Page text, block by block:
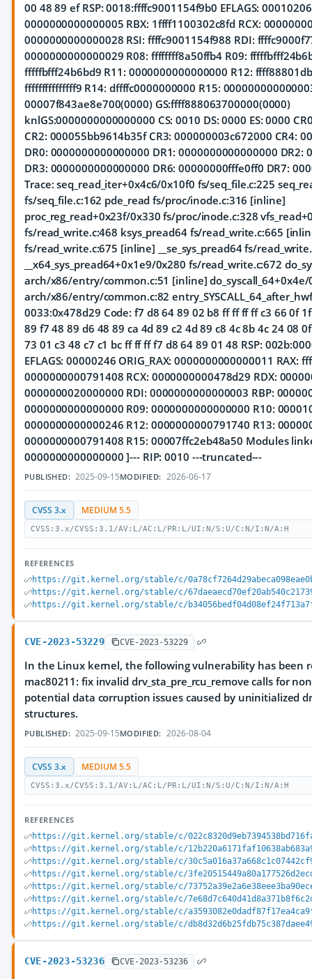
00 48 89 ef RSP: 0018:ffffc9001154f9b0 EFLAGS:
0000000000000005 RBX: 1ffff1100302c8fd RCX:
0000000000000028 RSI: ffffc9001154f988 RDI:
0000000000000029 R08: ffffffff8a50ffb4 R09:
fffffbfff24b6bd9 R11: 0000000000000000 R12:
fffffffffffffff9 R14: dffffc0000000000 R15:
00007f843ae8e700(0000) GS:ffff888063700000(0000)
knlGS:0000000000000000 CS: 0010 DS: 0000 ES: 0000
CR2: 000055bb9614b35f CR3: 000000003c672000 CR4:
DR0: 0000000000000000 DR1: 0000000000000000 DR2:
DR3: 0000000000000000 DR6: 00000000fffe0ff0 DR7:
Trace:seq_read_iter+0x4c6/0x10f0 fs/seq_file.c:225
fs/seq_file.c:162 pde_read fs/proc/inode.c:316 [inline]
proc_reg_read+0x23f/0x330 fs/proc/inode.c:328
fs/read_write.c:468 ksys_pread64 fs/read_write.c:665
fs/read_write.c:675 [inline] __se_sys_pread64 fs/
__x64_sys_pread64+0x1e9/0x280 fs/read_write.c:672
arch/x86/entry/common.c:51 [inline] do_syscall_64+0x4e/
arch/x86/entry/common.c:82
0033:0x478d29 Code: f7 d8 64 89 02 b8 ff ff ff ff c3 66 0f
89 f7 48 89 d6 48 89 ca 4d 89 c2 4d 89 c8 4c 8b 4c 24 08
73 01 c3 48 c7 c1 bc ff ff ff f7 d8 64 89 01 48 RSP:
EFLAGS: 00000246 ORIG_RAX: 0000000000000011 RAX:
0000000000791408 RCX: 0000000000478d29 RDX:
0000000020000000 RDI: 0000000000000003 RBP:
0000000000000000 R09: 0000000000000000 R10:
0000000000000246 R12: 0000000000791740 R13:
0000000000791408 R15: 00007ffc2eb48a50 Modules
0000000000000000 ]--- RIP: 0010 ---truncated---
PUBLISHED: 2025-09-15MODIFIED: 2026-06-17
CVSS 3.x MEDIUM 5.5
CVSS:3.x/CVSS:3.1/AV:L/AC:L/PR:L/UI:N/S:U/C:N/I:N/A:H
REFERENCES
https://git.kernel.org/stable/c/
https://git.kernel.org/stable/c/
https://git.kernel.org/stable/c/
CVE-2023-53229 CVE-2023-53229
In the Linux kernel, the following vulnerability has been
mac80211: fix invalid drv_sta_pre_rcu_remove calls for
potential data corruption issues caused by uninitialized
structures.
PUBLISHED: 2025-09-15MODIFIED: 2026-08-04
CVSS 3.x MEDIUM 5.5
CVSS:3.x/CVSS:3.1/AV:L/AC:L/PR:L/UI:N/S:U/C:N/I:N/A:H
REFERENCES
https://git.kernel.org/stable/c/
https://git.kernel.org/stable/c/
https://git.kernel.org/stable/c/
https://git.kernel.org/stable/c/
https://git.kernel.org/stable/c/
https://git.kernel.org/stable/c/
https://git.kernel.org/stable/c/
https://git.kernel.org/stable/c/
CVE-2023-53236 CVE-2023-53236